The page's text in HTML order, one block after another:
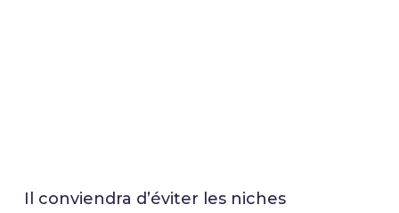
Il conviendra d’éviter les niches